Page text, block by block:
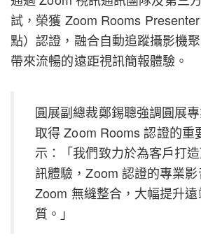
試，榮獲 Zoom Rooms
點）認證，融合自動追蹤攝影機
帶來流暢的遠距視訊簡報體驗。
圓展副總裁鄭錫聰強調圓展
取得 Zoom Rooms 認證的重
示：「我們致力於為客戶打
訊體驗，Zoom 認證的專業
Zoom 無縫整合，大幅提升
質。」